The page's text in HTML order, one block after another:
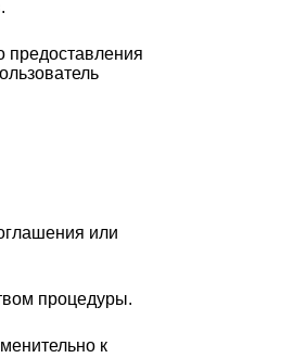
предоставления
или
процедуры.
к